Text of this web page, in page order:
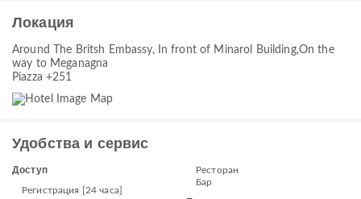
Локация
Around The Britsh Embassy, In front of Minarol Building,On the
way to Meganagna
Piazza +251
Удобства и сервис
Доступ
Регистрация [24 часа]
Ресторан
Бар